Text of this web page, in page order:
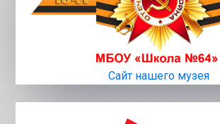
Сайт нашего музея